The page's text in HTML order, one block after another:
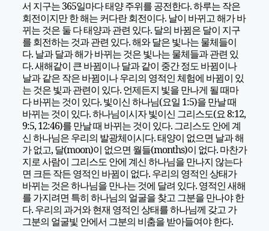
서 지구는 365일마다 태양 주위를 공전한다. 하루는 작은
회전이지만 한 해는 커다란 회전이다. 날이 바뀌고 해가 바
뀌는 것은 둘 다 태양과 관련 있다. 달의 바뀜은 달이 지구
를 회전하는 것과 관련 있다. 해와 달은 빛나는 물체들이
다. 날과 달과 해가 바뀌는 것은 빛나는 물체들과 관련 있
다. 새해같이 큰 바뀜이나 달과 같이 중간 정도 바뀜이나
날과 같은 작은 바뀜이나 우리의 영적인 체험에 바뀜이 있
는 것은 빛과 관련이 있다. 언제든지 빛을 만나게 될 때마
다 바뀌는 것이 있다. 빛이신 하나님(요일 1:5)을 만날 때
바뀌는 것이 있다. 하나님이시자 빛이신 그리스도(요 8:12,
9:5, 12:46)를 만날 때 바뀌는 것이 있다. 그리스도 안에 계
신 하나님은 우리의 발광체이시다. 태양이 없으면 날과 해
가 없고, 달(moon)이 없으면 월들(months)이 없다. 마찬가
지로 사람이 그리스도 안에 계신 하나님을 만나지 않는다
면 크든 작든 영적인 바뀜이 없다. 우리의 영적인 상태가
바뀌는 것은 하나님을 만나는 것에 달려 있다. 영적인 새해
를 가지려면 특히 하나님의 얼굴을 찾고 그분을 만나야 한
다. 우리의 과거와 현재 영적인 상태를 하나님께 갖고 가
그분의 얼굴빛 안에서 그분의 비춤을 받아들여야 한다.